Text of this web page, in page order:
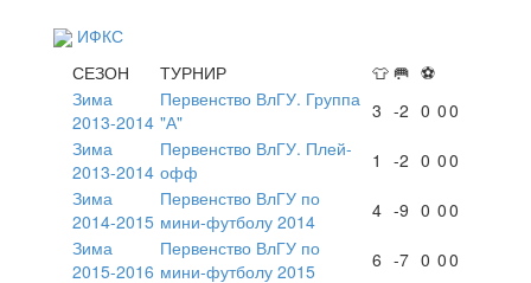
ИФКС
СЕЗОН
ТУРНИР 👕 🥅 ⚽
Зима
2013-2014
Первенство ВлГУ. Группа
"А"
3 -2 0 00
Зима
2013-2014
Первенство ВлГУ. Плей-
офф
1 -2 0 00
Зима
2014-2015
Первенство ВлГУ по
мини-футболу 2014
4 -9 0 00
Зима
2015-2016
Первенство ВлГУ по
мини-футболу 2015
6 -7 0 00